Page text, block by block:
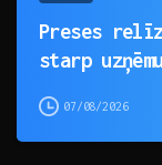
Preses
starp
07/08/2026